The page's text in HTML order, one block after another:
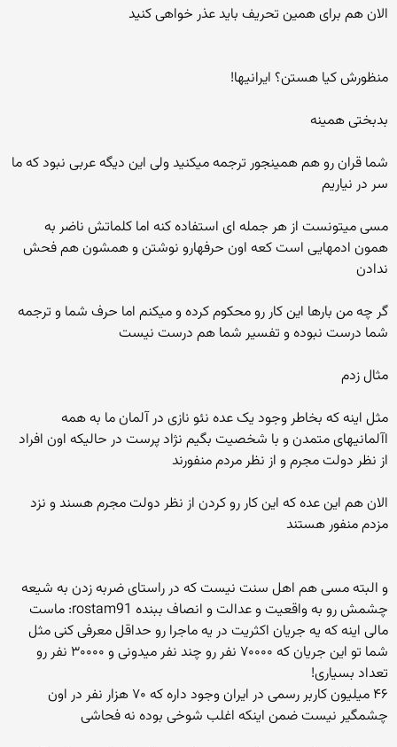
الان هم برای همین تحریف باید عذر خواهی کنید
منظورش کیا هستن؟ ایرانیها!
بدبختی همینه
شما قران رو هم همینجور ترجمه میکنید ولی این دیگه عربی نبود که ما
سر در نیاریم
مسی میتونست از هر جمله ای استفاده کنه اما کلماتش ناضر به
همون ادمهایی است کعه اون حرفهارو نوشتن و همشون هم فحش
ندادن
گر چه من بارها این کار رو محکوم کرده و میکنم اما حرف شما و ترجمه
شما درست نبوده و تفسیر شما هم درست نیست
مثال زدم
مثل اینه که بخاطر وجود یک عده نئو نازی در آلمان ما به همه
اآلمانیهای متمدن و با شخصیت بگیم نژاد پرست در حالیکه اون افراد
از نظر دولت مجرم و از نظر مردم منفورند
الان هم این عده که این کار رو کردن از نظر دولت مجرم هسند و نزد
مزدم منفور هستند
و البته مسی هم اهل سنت نیست که در راستای ضربه زدن به شیعه
چشمش رو به واقعیت و عدالت و انصاف ببنده rostam91: ماست
مالی اینه که یه جریان اکثریت در یه ماجرا رو حداقل معرفی کنی مثل
شما تو این جریان که ۷۰۰۰۰ نفر رو چند نفر میدونی و ۳۰۰۰۰ نفر رو
تعداد بسیاری!
۴۶ میلیون کاربر رسمی در ایران وجود داره که ۷۰ هزار نفر در اون
چشمگیر نیست ضمن اینکه اغلب شوخی بوده نه فحاشی